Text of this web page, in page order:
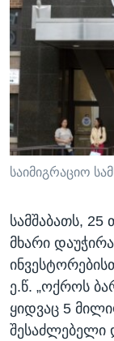
ᲮᲔᲓᲕᲐ
ᲡᲢᲣᲓᲘᲐ
ᲞᲝᲚᲘᲢᲘᲙᲐ
ᲔᲙᲝᲜᲝᲛᲘᲙᲐ
ᲯᲐᲜᲛᲠᲗᲔᲚᲝᲑᲐ
ᲛᲔᲪᲜᲘᲔᲠᲔᲑᲐ
ᲘᲜᲢᲔᲠᲕᲘᲣ
ᲙᲣᲚᲢᲣᲠᲐ
ᲠᲣᲡᲔᲗᲘᲡ
Learning English
ᲗᲕᲐᲚᲘ ᲒᲕᲐᲓᲔᲕᲜᲔᲗ
ენები
საიმიგრაციო
სამშაბათს,
მხარი
ე.წ. „ოქროს
ყიდვაც 5
შესაძლებელი